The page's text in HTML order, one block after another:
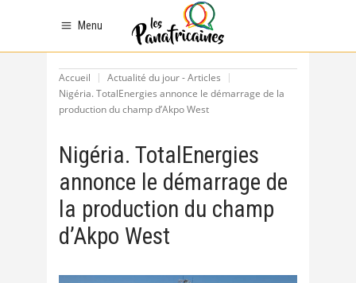
Menu
Accueil
Actualité du jour - Articles
Nigéria. TotalEnergies annonce le démarrage de la
production du champ d’Akpo West
Nigéria. TotalEnergies
annonce le démarrage de
la production du champ
d’Akpo West